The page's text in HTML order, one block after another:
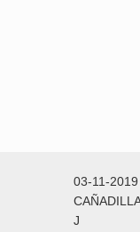
03-11-2019
J